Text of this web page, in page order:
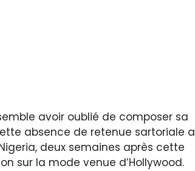
avoir oublié de composer sa
absence de retenue sartoriale a
deux semaines après cette
sur la mode venue d’Hollywood.